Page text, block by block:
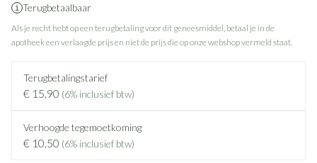
Terugbetaalbaar
Als je recht hebt op een terugbetaling voor dit geneesmiddel, betaal je in de
apotheek een verlaagde prijs en niet de prijs die op onze webshop vermeld staat.
Terugbetalingstarief
€ 15,90 (6% inclusief btw)
Verhoogde tegemoetkoming
€ 10,50 (6% inclusief btw)